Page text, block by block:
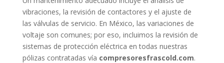
vibraciones, la revisión de contactores y el ajuste de
las válvulas de servicio. En México, las variaciones de
voltaje son comunes; por eso, incluimos la revisión de
sistemas de protección eléctrica en todas nuestras
pólizas contratadas vía compresoresfrascold.com.